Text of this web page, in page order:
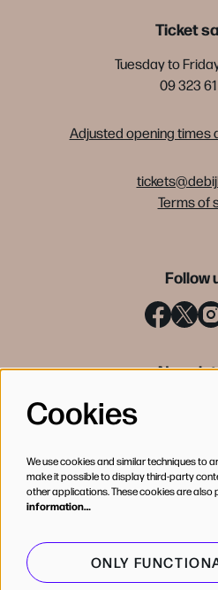
Ticket
Tuesday to
09 323
Adjusted opening times
Terms of
Follow
Cookies
We use cookies and similar techniques to
make it possible to display third-party
other applications. These cookies are also
information…
ONLY